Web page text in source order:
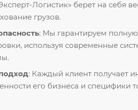
Логистик» берет на себя
грузов.
: Мы гарантируем полную
используя современные
: Каждый клиент получает
его бизнеса и специфики